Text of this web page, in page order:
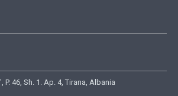
P. 46, Sh. 1. Ap. 4, Tirana, Albania